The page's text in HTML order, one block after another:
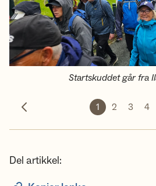
Startskuddet går fra
Forrige bilde
1 2 3 4
Del artikkel: